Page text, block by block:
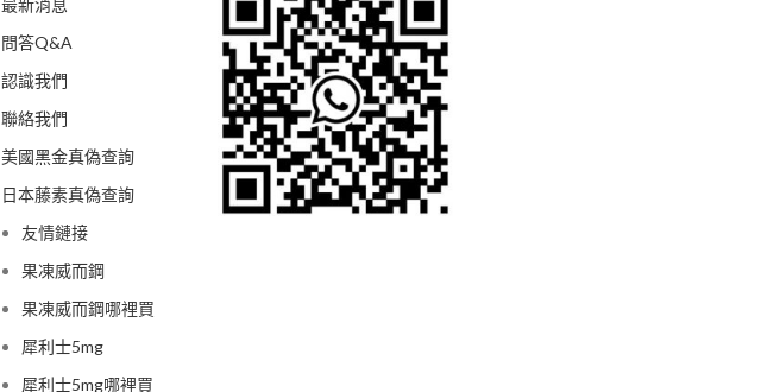
問答Q&A
認識我們
聯絡我們
美國黑金真偽查詢
日本藤素真偽查詢
友情鏈接
果凍威而鋼
果凍威而鋼哪裡買
犀利士5mg
犀利士5mg哪裡買